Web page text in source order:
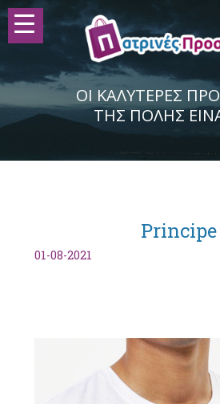
ΟΙ ΚΑΛΥΤΕΡΕΣ
ΤΗΣ ΠΟΛΗΣ
Principe
01-08-2021